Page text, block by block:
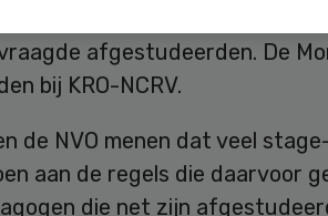
afgestudeerden. De
bij KRO-NCRV.
de NVO menen dat veel
aan de regels die daarvoor
die net zijn